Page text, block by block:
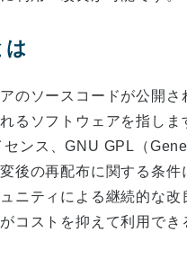
は
のソースコードが公開
るソフトウェアを指し
ンス、GNU GPL（
後の再配布に関する条
ニティによる継続的な
コストを抑えて利用でき